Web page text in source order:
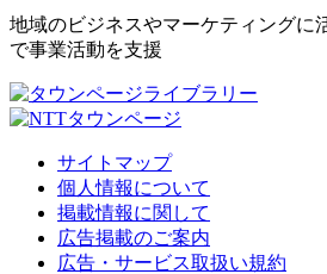
地域のビジネスやマーケティングに
で事業活動を支援
サイトマップ
個人情報について
掲載情報に関して
広告掲載のご案内
広告・サービス取扱い規約